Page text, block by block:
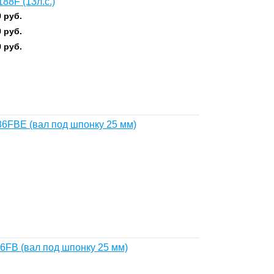
руб.
руб.
руб.
(вал под шпонку 25 мм)
(вал под шпонку 25 мм)